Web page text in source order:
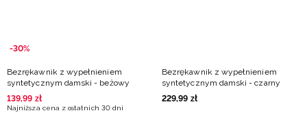
-30%
Bezrękawnik z wypełnieniem
syntetycznym damski - beżowy
139,99 zł
Najniższa cena z ostatnich 30 dni
Bezrękawnik z wypełnieniem
syntetycznym damski - czarny
229,99 zł